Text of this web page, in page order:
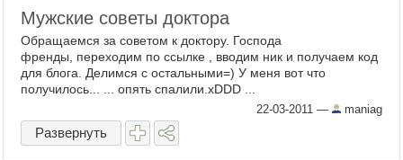
Мужские советы доктора
Обращаемся за советом к доктору. Господа
френды, переходим по ссылке , вводим ник и получаем код
для блога. Делимся с остальными=) У меня вот что
получилось... ... опять спалили.xDDD ...
22-03-2011 — maniag
Развернуть